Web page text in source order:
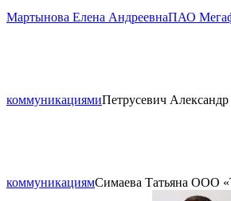
Мартынова Елена АндреевнаПАО
коммуникациямиПетрусевич Александр
коммуникациямСимаева Татьяна ООО